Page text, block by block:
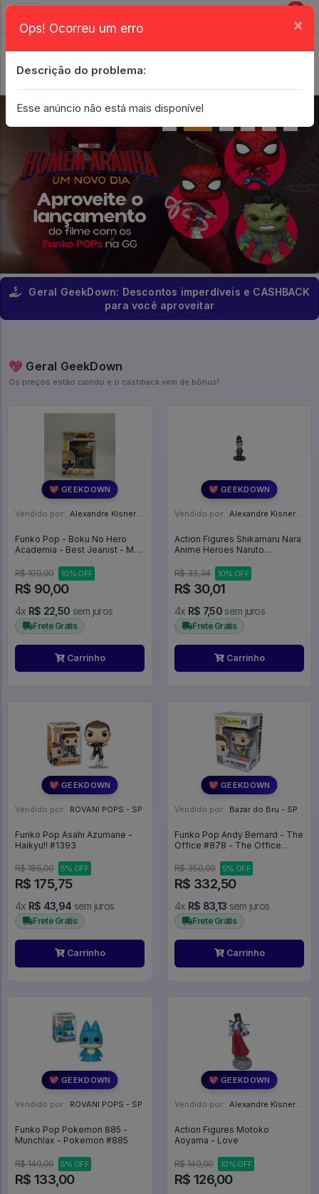
0
Geral GeekDown: Descontos imperdíveis e CASHBACK
para você aproveitar
💖 Geral GeekDown
Os preços estão caindo e o cashback vem de bônus!
💖 GEEKDOWN
Vendido por: Alexandre Kisner - PR
Funko Pop - Boku No Hero
Academia - Best Jeanist - My
R$ 100,00
10% OFF
R$ 90,00
4x R$ 22,50 sem juros
Frete Grátis
Carrinho
💖 GEEKDOWN
Vendido por: Alexandre Kisner - PR
Action Figures Shikamaru Nara
Anime Heroes Naruto
Naruto Shippuden
R$ 33,34 10% OFF
R$ 30,01
4x R$ 7,50 sem juros
Frete Grátis
Carrinho
💖 GEEKDOWN
Vendido por: ROVANI POPS - SP
Funko Pop Asahi Azumane -
Haikyu!! #1393
R$ 185,00 5% OFF
R$ 175,75
4x R$ 43,94 sem juros
Frete Grátis
Carrinho
💖 GEEKDOWN
Vendido por: Bazar do Bru - SP
Funko Pop Andy Bernard - The
Office #878 - The Office
R$ 350,00
5% OFF
R$ 332,50
4x R$ 83,13 sem juros
Frete Grátis
Carrinho
💖 GEEKDOWN
Vendido por: ROVANI POPS - SP
Funko Pop Pokemon 885 -
Munchlax - Pokemon #885
R$ 140,00 5% OFF
R$ 133,00
💖 GEEKDOWN
Vendido por: Alexandre Kisner - PR
Action Figures Motoko
Aoyama - Love
R$ 140,00 10% OFF
R$ 126,00
Ops! Ocorreu um erro ×
Descrição do problema:
Esse anúncio não está mais disponível